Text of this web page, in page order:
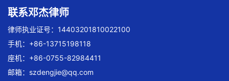
联系邓杰律师
律师执业证号：14403201810022100
手机：+86-13715198118
座机：+86-0755-82984411
邮箱： szdengjie@qq.com